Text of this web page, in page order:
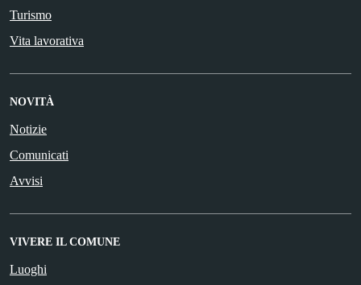
Turismo
Vita lavorativa
NOVITÀ
Notizie
Comunicati
Avvisi
VIVERE IL COMUNE
Luoghi